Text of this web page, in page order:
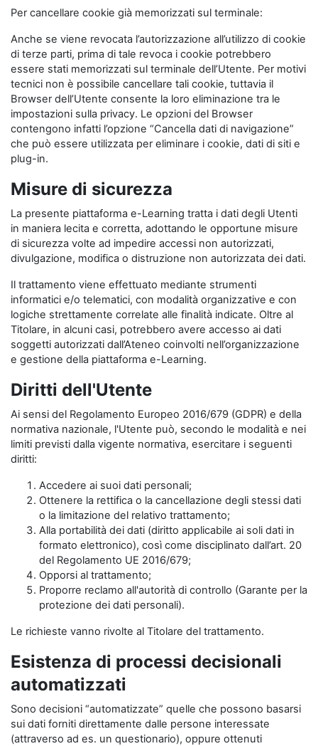
Per cancellare cookie già memorizzati sul terminale:
Anche se viene revocata l’autorizzazione all’utilizzo di cookie
di terze parti, prima di tale revoca i cookie potrebbero
essere stati memorizzati sul terminale dell’Utente. Per motivi
tecnici non è possibile cancellare tali cookie, tuttavia il
Browser dell’Utente consente la loro eliminazione tra le
impostazioni sulla privacy. Le opzioni del Browser
contengono infatti l’opzione “Cancella dati di navigazione”
che può essere utilizzata per eliminare i cookie, dati di siti e
plug-in.
Misure di sicurezza
La presente piattaforma e-Learning tratta i dati degli Utenti
in maniera lecita e corretta, adottando le opportune misure
di sicurezza volte ad impedire accessi non autorizzati,
divulgazione, modifica o distruzione non autorizzata dei dati.
Il trattamento viene effettuato mediante strumenti
informatici e/o telematici, con modalità organizzative e con
logiche strettamente correlate alle finalità indicate. Oltre al
Titolare, in alcuni casi, potrebbero avere accesso ai dati
soggetti autorizzati dall’Ateneo coinvolti nell’organizzazione
e gestione della piattaforma e-Learning.
Diritti dell'Utente
Ai sensi del Regolamento Europeo 2016/679 (GDPR) e della
normativa nazionale, l'Utente può, secondo le modalità e nei
limiti previsti dalla vigente normativa, esercitare i seguenti
diritti:
Accedere ai suoi dati personali;
Ottenere la rettifica o la cancellazione degli stessi dati
o la limitazione del relativo trattamento;
Alla portabilità dei dati (diritto applicabile ai soli dati in
formato elettronico), così come disciplinato dall’art. 20
del Regolamento UE 2016/679;
Opporsi al trattamento;
Proporre reclamo all'autorità di controllo (Garante per la
protezione dei dati personali).
Le richieste vanno rivolte al Titolare del trattamento.
Esistenza di processi decisionali
automatizzati
Sono decisioni “automatizzate” quelle che possono basarsi
sui dati forniti direttamente dalle persone interessate
(attraverso ad es. un questionario), oppure ottenuti